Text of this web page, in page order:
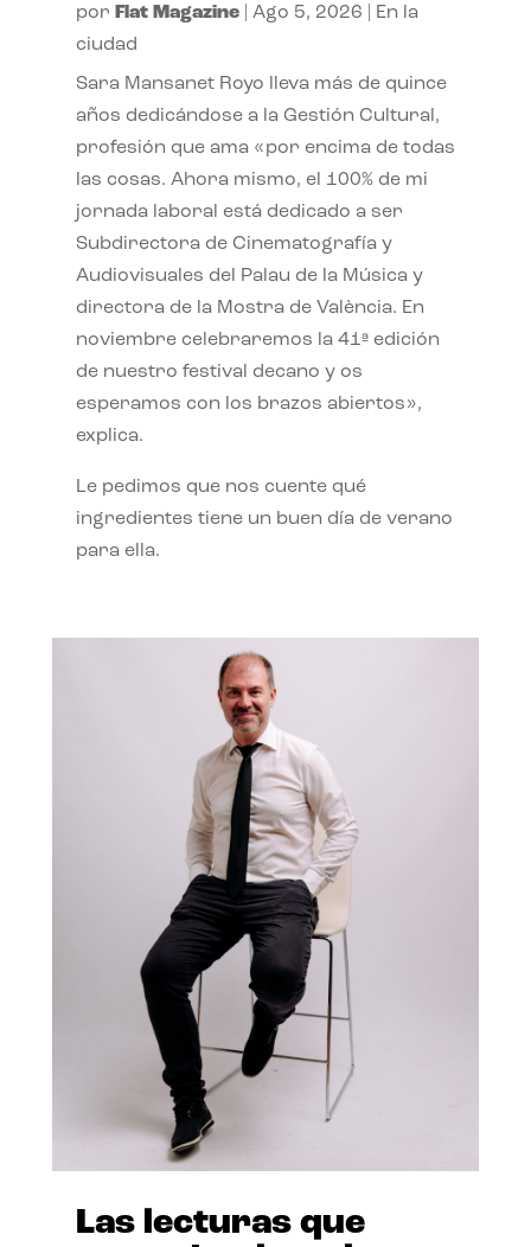
por Flat Magazine| Ago 5, 2026
En la
ciudad
Sara Mansanet Royo lleva más de quince
años dedicándose a la Gestión Cultural,
profesión que ama «por encima de todas
las cosas. Ahora mismo, el 100% de mi
jornada laboral está dedicado a ser
Subdirectora de Cinematografía y
Audiovisuales del Palau de la Música y
directora de la Mostra de València. En
noviembre celebraremos la 41ª edición
de nuestro festival decano y os
esperamos con los brazos abiertos»,
explica.
Le pedimos que nos cuente qué
ingredientes tiene un buen día de verano
para ella.
Las lecturas que